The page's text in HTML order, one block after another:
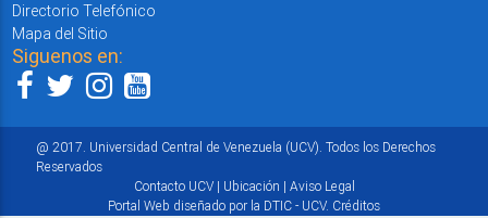
Directorio Telefónico
Mapa del Sitio
Siguenos en:
@ 2017. Universidad Central de Venezuela (UCV). Todos los Derechos
Reservados
Contacto UCV| Ubicación | Aviso Legal
Portal Web diseñado por la DTIC - UCV. Créditos